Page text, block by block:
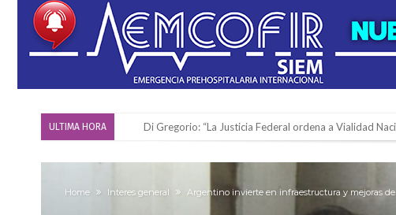
ULTIMA HORA Di Gregorio: “La Justicia Federal ordena a Vialidad
“La medicina nos salvó”: la emotiva historia de la
Home Interes general Argentino invierte en infraestructura y mejoras